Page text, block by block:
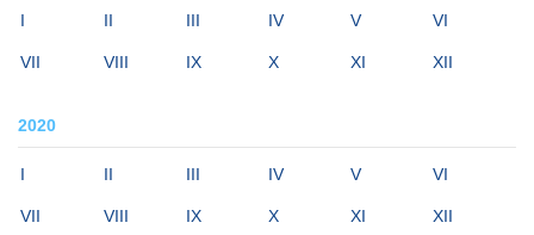
I II III IV V VI
VII VIII IX X XI XII
2020
I II III IV V VI
VII VIII IX X XI XII